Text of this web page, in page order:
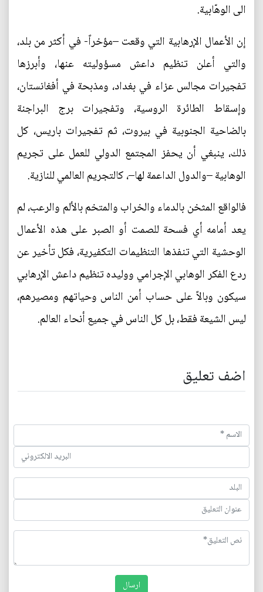
الى الوهّابية.
إن الأعمال الإرهابية التي وقعت –مؤخراً- في أكثر من بلد،
والتي أعلن تنظيم داعش مسؤوليته عنها، وأبرزها
تفجيرات مجالس عزاء في بغداد، ومذبحة في أفغانستان،
وإسقاط الطائرة الروسية، وتفجيرات برج البراجنة
بالضاحية الجنوبية في بيروت، ثم تفجيرات باريس، كل
ذلك، ينبغي أن يحفز المجتمع الدولي للعمل على تجريم
الوهابية –والدول الداعمة لها–، كالتجريم العالمي للنازية.
فالواقع المثخن بالدماء والخراب والمتخم بالألم والرعب، لم
يعد أمامه أي فسحة للصمت أو الصبر على هذه الأعمال
الوحشية التي تنفذها التنظيمات التكفيرية، فكل تأخير عن
ردع الفكر الوهابي الإجرامي ووليده تنظيم داعش الإرهابي
سيكون وبالاً على حساب أمن الناس وحياتهم ومصيرهم،
ليس الشيعة فقط، بل كل الناس في جميع أنحاء العالم.
اضف تعليق